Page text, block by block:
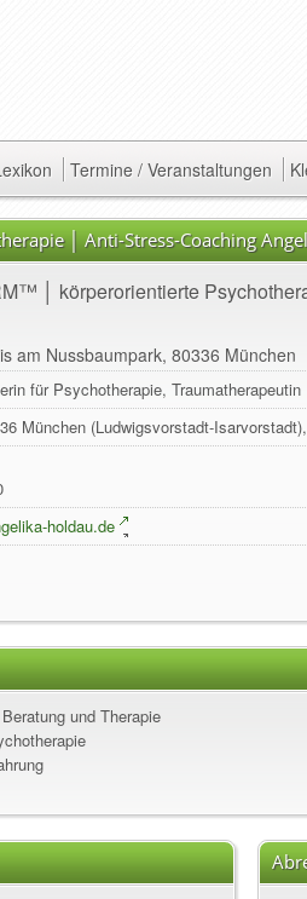
Termine / Veranstaltungen
│ Anti-Stress-Coaching
│ körperorientierte
am Nussbaumpark, 80336 München
für Psychotherapie, Traumatherapeutin
München (Ludwigsvorstadt-Isarvorstadt),
holdau.de
und Therapie